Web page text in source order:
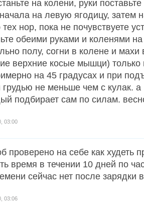
на колени, руки
на левую ягодицу, затем
нор, пока не почувствуете
обеими руками и коленями
полу, согни в колене и
верхние косые мышци) только
на 45 градусах и при
не меньше чем с кулак. а
подбирает сам по силам.
03:00
проверено на себе как худеть
время в течении 10 дней по
сейчас нет после зарядки
03:06